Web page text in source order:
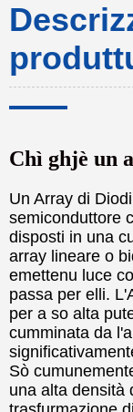
Chì ghjè un
Un Array di
semiconduttore
disposti in una
array lineare o
emettenu luce
passa per elli.
per a so alta
cumminata da
Sò
una alta densità